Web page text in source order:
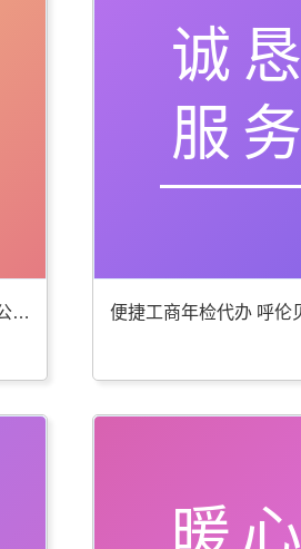
贴心工商注册公司 呼伦贝尔公司注册服务好
诚恳
服务
暖心